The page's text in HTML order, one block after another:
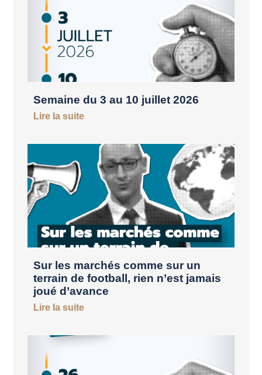
Semaine du 3 au 10 juillet 2026
Lire la suite
Sur les marchés comme sur un
terrain de football, rien n’est jamais
joué d’avance
Lire la suite